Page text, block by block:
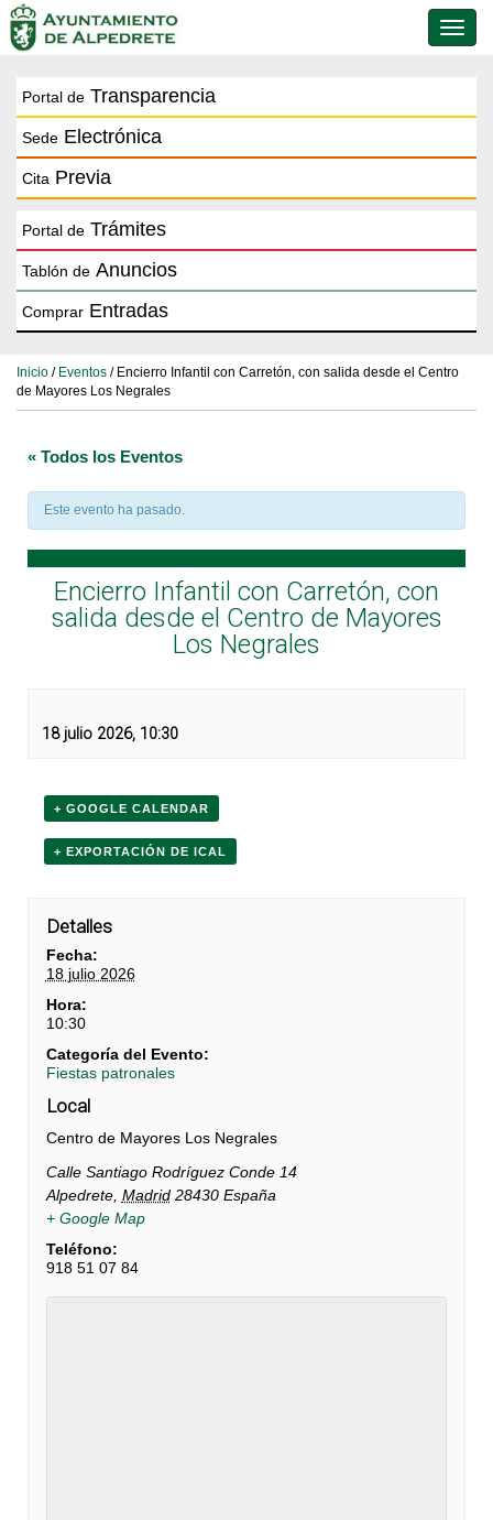
de
Portal de Transparencia
Sede Electrónica
Cita Previa
Portal de Trámites
Tablón de Anuncios
Comprar Entradas
Inicio / Eventos / Encierro Infantil con Carretón, con salida desde el Centro
de Mayores Los Negrales
« Todos los Eventos
Este evento ha pasado.
Encierro Infantil con Carretón, con
salida desde el Centro de Mayores
Los Negrales
18 julio 2026, 10:30
+ GOOGLE CALENDAR
+ EXPORTACIÓN DE ICAL
Detalles
Fecha:
18 julio 2026
Hora:
10:30
Categoría del Evento:
Fiestas patronales
Local
Centro de Mayores Los Negrales
Calle Santiago Rodríguez Conde 14
Alpedrete, Madrid 28430 España
+ Google Map
Teléfono:
918 51 07 84